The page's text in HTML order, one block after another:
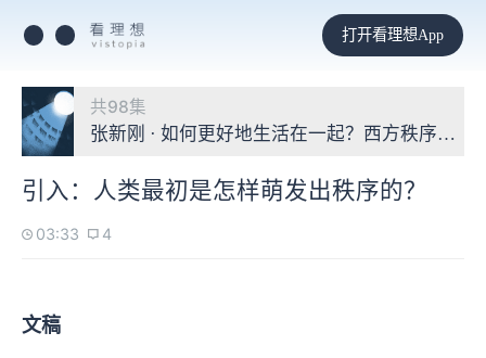
打开看理想App
共98集
张新刚 · 如何更好地生活在一起？西方秩序2500
引入：人类最初是怎样萌发出秩序的？
03:33 4
文稿